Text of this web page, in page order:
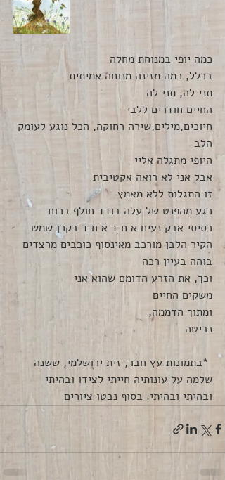
כמה יופי במנוחת מחלה
בכלל, כמה מזינה מנוחה אמיתית
תני לה, תני לה
החיים חודרים ללבי
חיוכים,מילים,שירה רחוקה, הכל נוגע לעומק
הלב
היופי מתגלה אליי
אבל אני לא רואה אקטיבית
זו התגלות ללא מאמץ
רגע מהפנט של עלה בודד חולף ברוח
רסיסי אבק נעים א ח ד א ח ד בקרן שמש
הקיר הלבן מורכב מאינסוף כוכבים מרצדים
בוהה בעיין רכה
וכך, את הזרע הדומם שהוא אני
משקים החיים
ומתוך הדממה,
נביטה
*בתמונות עץ חבר, זית ירושלמי, ששנה
שלמה על עונותיה חייתי לצידו ובהיתי
ובהיתי ובהיתי. בסוף נבטו ציורים